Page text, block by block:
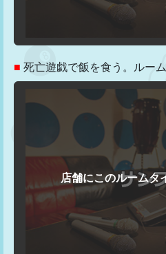
■ 死亡遊戯で飯を食う。ルーム